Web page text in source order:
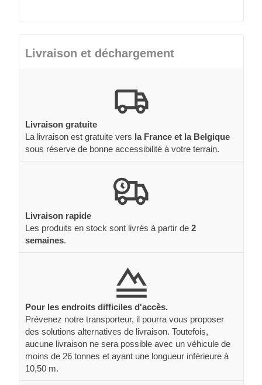
Livraison et déchargement
Livraison gratuite
La livraison est gratuite vers la France et la Belgique
sous réserve de bonne accessibilité à votre terrain.
Livraison rapide
Les produits en stock sont livrés à partir de 2
semaines.
Pour les endroits difficiles d'accès.
Prévenez notre transporteur, il pourra vous proposer
des solutions alternatives de livraison. Toutefois,
aucune livraison ne sera possible avec un véhicule de
moins de 26 tonnes et ayant une longueur inférieure à
10,50 m.